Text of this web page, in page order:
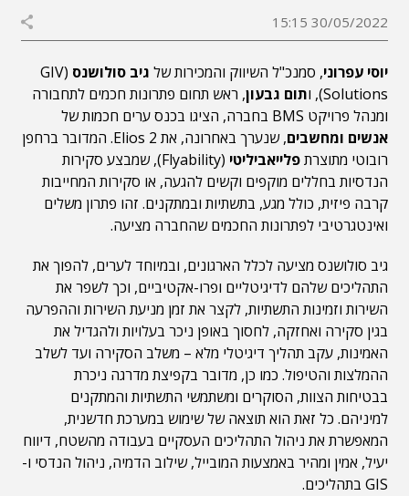
30/05/2022 15:15
יוסי עפרוני, סמנכ"ל השיווק והמכירות של גיב סולושנס (GIV
Solutions), ו
תום גבעון, ראש תחום פתרונות חכמים לתחבורה
ומנהל פרויקט BMS בחברה, הציגו בכנס ערים חכמות של
אנשים ומחשבים
, שנערך באחרונה, את Elios 2. המדובר ברחפן
רובוטי מתוצרתפלייאביליטי
(Flyability), שמבצע סקירות
הנדסיות בחללים מוקפים וקשים להגעה, או סקירות המחייבות
קרבה פיזית, כולל מגע, בתשתיות ובמתקנים. זהו פתרון משלים
ואינטגרטיבי לפתרונות החכמים שהחברה מציעה.
גיב סולושנס מציעה לכלל הארגונים, ובמיוחד לערים, להפוך את
התהליכים שלהם לדיגיטליים ופרו-אקטיביים, וכך לשפר את
השירות וזמינות התשתיות, לקצר את זמן מניעת השירות וההפרעה
בגין סקירה ואחזקה, לחסוך באופן ניכר בעלויות ולהגדיל את
האמינות, עקב תהליך דיגיטלי מלא – משלב הסקירה ועד לשלב
ההמלצות והטיפול. כמו כן, מדובר בקפיצת מדרגה ניכרת
בבטיחות הצוות, הסוקרים ומשתמשי התשתיות והמתקנים
למיניהם. כל זאת הוא תוצאה של שימוש במערכת חדשנית,
המאפשרת את ניהול התהליכים העסקיים בעבודה מהשטח, דיווח
יעיל, אמין ומהיר באמצעות המובייל, שילוב הדמיה, ניהול הנדסי ו-
GIS בתהליכים.